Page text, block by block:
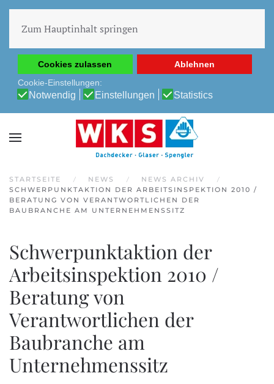
Erfahrung auf unserer Website zu ermöglichen.
Cookie-Richtlinie
Datenschutz-Bestimmungen
Cookies zulassen
Ablehnen
Cookie-Einstellungen:
Notwendig Einstellungen Statistics
Zum Hauptinhalt springen
STARTSEITE NEWS
NEWS ARCHIV
SCHWERPUNKTAKTION DER ARBEITSINSPEKTION 2010 /
BERATUNG VON VERANTWORTLICHEN DER
BAUBRANCHE AM UNTERNEHMENSSITZ
Schwerpunktaktion der
Arbeitsinspektion 2010 /
Beratung von
Verantwortlichen der
Baubranche am
Unternehmenssitz